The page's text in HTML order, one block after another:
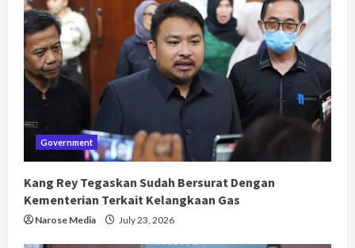
Government
Kang Rey Tegaskan Sudah Bersurat Dengan
Kementerian Terkait Kelangkaan Gas
Narose Media July 23, 2026